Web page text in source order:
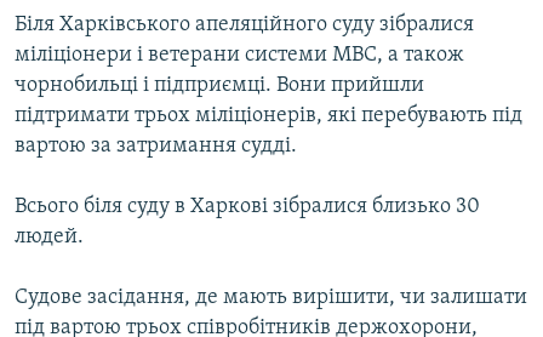
Усі сайти RFE/RL
Біля Харківського апеляційного суду зібралися
міліціонери і ветерани системи МВС, а також
чорнобильці і підприємці. Вони прийшли
підтримати трьох міліціонерів, які перебувають під
вартою за затримання судді.
Всього біля суду в Харкові зібралися близько 30
людей.
Судове засідання, де мають вирішити, чи залишати
під вартою трьох співробітників держохорони,